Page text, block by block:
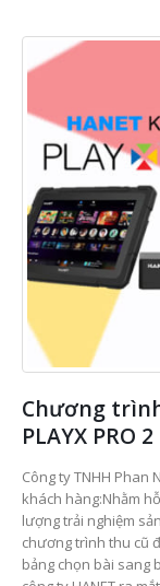
Chương
PLAYX PRO 2
Công ty TNHH Phan
khách hàng:Nhằm
lượng trải nghiệm
chương trình thu cũ
bảng chọn bài sang